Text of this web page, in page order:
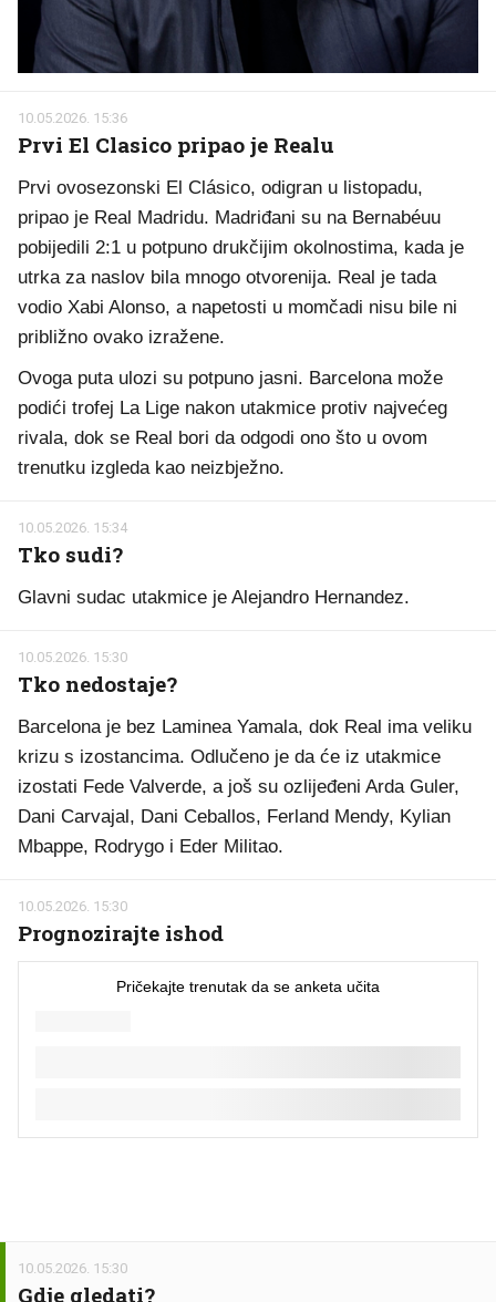
10.05.2026. 15:36
Prvi El Clasico pripao je Realu
Prvi ovosezonski El Clásico, odigran u listopadu,
pripao je Real Madridu. Madriđani su na Bernabéuu
pobijedili 2:1 u potpuno drukčijim okolnostima, kada je
utrka za naslov bila mnogo otvorenija. Real je tada
vodio Xabi Alonso, a napetosti u momčadi nisu bile ni
približno ovako izražene.
Ovoga puta ulozi su potpuno jasni. Barcelona može
podići trofej La Lige nakon utakmice protiv najvećeg
rivala, dok se Real bori da odgodi ono što u ovom
trenutku izgleda kao neizbježno.
10.05.2026. 15:34
Tko sudi?
Glavni sudac utakmice je Alejandro Hernandez.
10.05.2026. 15:30
Tko nedostaje?
Barcelona je bez Laminea Yamala, dok Real ima veliku
krizu s izostancima. Odlučeno je da će iz utakmice
izostati Fede Valverde, a još su ozlijeđeni Arda Guler,
Dani Carvajal, Dani Ceballos, Ferland Mendy, Kylian
Mbappe, Rodrygo i Eder Militao.
10.05.2026. 15:30
Prognozirajte ishod
10.05.2026. 15:30
Gdje gledati?